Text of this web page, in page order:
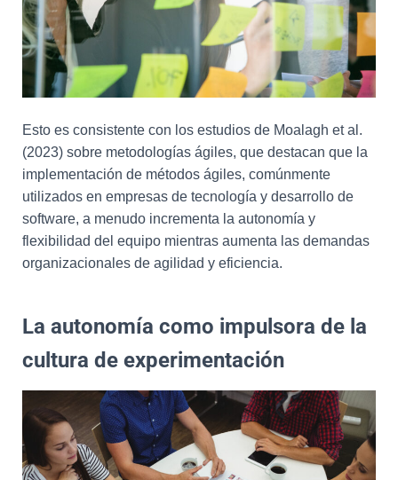
Esto es consistente con los estudios de Moalagh et al.
(2023) sobre metodologías ágiles, que destacan que la
implementación de métodos ágiles, comúnmente
utilizados en empresas de tecnología y desarrollo de
software, a menudo incrementa la autonomía y
flexibilidad del equipo mientras aumenta las demandas
organizacionales de agilidad y eficiencia.
La autonomía como impulsora de la
cultura de experimentación